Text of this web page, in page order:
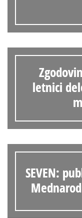
letnici
SEVEN: